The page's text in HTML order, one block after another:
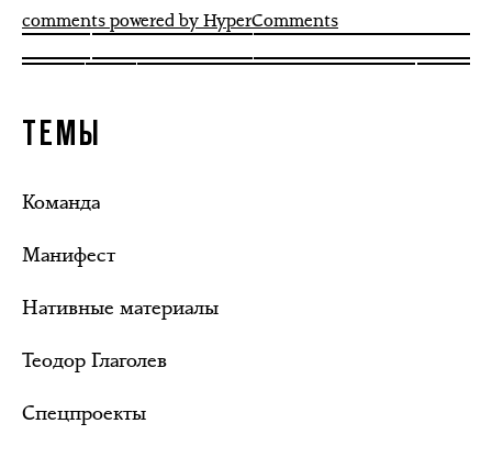
comments powered by HyperComments
ТЕМЫ
Команда
Манифест
Нативные материалы
Теодор Глаголев
Спецпроекты